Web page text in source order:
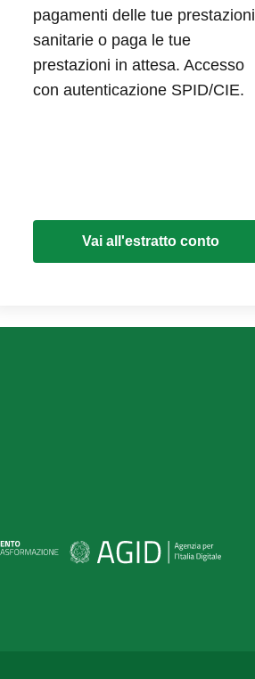
pagamenti delle tue prestazioni
sanitarie o paga le tue
prestazioni in attesa. Accesso
con autenticazione SPID/CIE.
Vai all'estratto conto